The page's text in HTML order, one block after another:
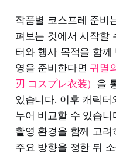
작품별 코스프레 준비
펴보는 것에서 시작할
터와 행사 목적을 함
영을 준비한다면 귀멸
刃 コスプレ衣装） 을
있습니다. 이후 캐릭
누어 비교할 수 있습
촬영 환경을 함께 고
주요 방향을 정한 뒤